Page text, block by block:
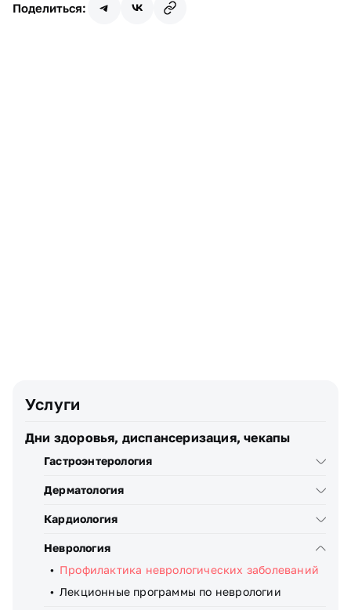
Поделиться:
Услуги
Дни здоровья, диспансеризация, чекапы
Гастроэнтерология
Дерматология
Кардиология
Неврология
Профилактика неврологических заболеваний
Лекционные программы по неврологии